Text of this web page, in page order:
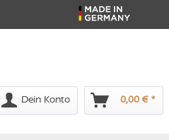
Dein Konto 0,00 € *